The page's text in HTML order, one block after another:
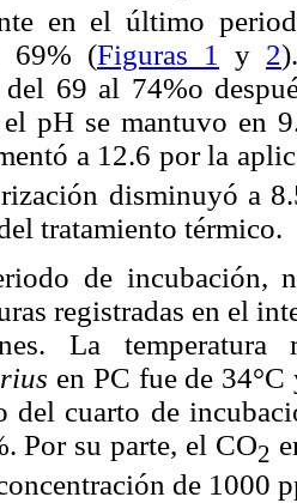
en el último
69% (Figuras 1 y 2
del 69 al 74%o
pH se mantuvo en
a 12.6 por la
disminuyó a
tratamiento térmico.
de incubación,
registradas en el
La
en PC fue de
del cuarto de
Por su parte, el CO2
de 1000